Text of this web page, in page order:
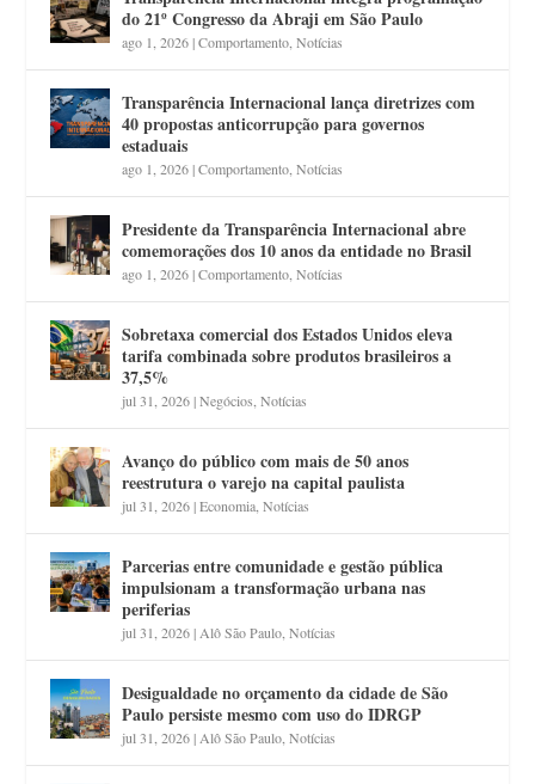
do 21º Congresso da Abraji em São Paulo
ago 1, 2026|Comportamento,Notícias
Transparência Internacional lança diretrizes com
40 propostas anticorrupção para governos
estaduais
ago 1, 2026|Comportamento,Notícias
Presidente da Transparência Internacional abre
comemorações dos 10 anos da entidade no Brasil
ago 1, 2026|Comportamento,Notícias
Sobretaxa comercial dos Estados Unidos eleva
tarifa combinada sobre produtos brasileiros a
37,5%
jul 31, 2026|Negócios,Notícias
Avanço do público com mais de 50 anos
reestrutura o varejo na capital paulista
jul 31, 2026|Economia,Notícias
Parcerias entre comunidade e gestão pública
impulsionam a transformação urbana nas
periferias
jul 31, 2026|Alô São Paulo,Notícias
Desigualdade no orçamento da cidade de São
Paulo persiste mesmo com uso do IDRGP
jul 31, 2026|Alô São Paulo,Notícias